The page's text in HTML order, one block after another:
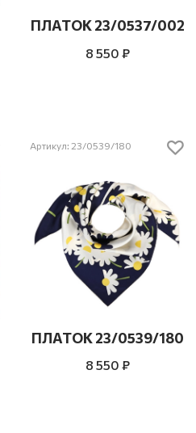
ПЛАТОК 23/0537/002
8 550 ₽
Артикул: 23/0539/180
ПЛАТОК 23/0539/180
8 550 ₽